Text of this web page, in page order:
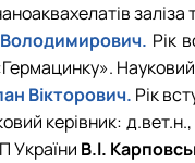
Рік
Науковий
Вікторович. Рік
керівник:
України В.І.